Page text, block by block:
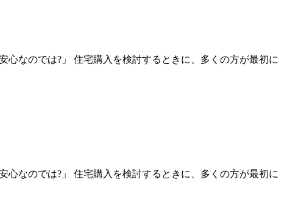
心なのでは?」 住宅購入を検討するときに、多くの方が最初に
心なのでは?」 住宅購入を検討するときに、多くの方が最初に